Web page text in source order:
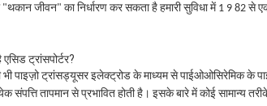
"थकान जीवन" का निर्धारण कर सकता है हमारी सुविधा में 1 9 82
ट्रांसपोर्टर?
भी पाइज़ो ट्रांसड्यूसर इलेक्ट्रोड के माध्यम से पाईओओसिरेमिक के
संपत्ति तापमान से प्रभावित होती है। इसके बारे में कोई सामान्य